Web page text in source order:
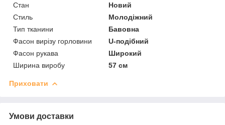
Стан
Новий
Стиль
Молодіжний
Тип тканини
Бавовна
Фасон вирізу горловини
U-подібний
Фасон рукава
Широкий
Ширина виробу
57 см
Приховати
Умови доставки